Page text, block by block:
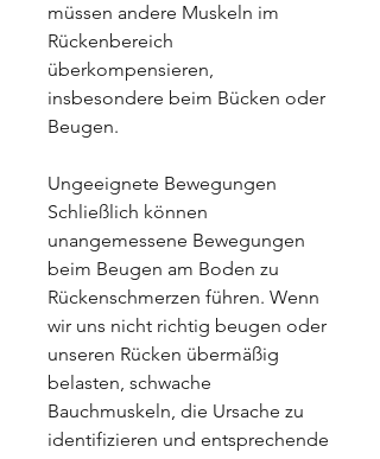
müssen andere Muskeln im
Rückenbereich
überkompensieren,
insbesondere beim Bücken oder
Beugen.
Ungeeignete Bewegungen
Schließlich können
unangemessene Bewegungen
beim Beugen am Boden zu
Rückenschmerzen führen. Wenn
wir uns nicht richtig beugen oder
unseren Rücken übermäßig
belasten, schwache
Bauchmuskeln, die Ursache zu
identifizieren und entsprechende